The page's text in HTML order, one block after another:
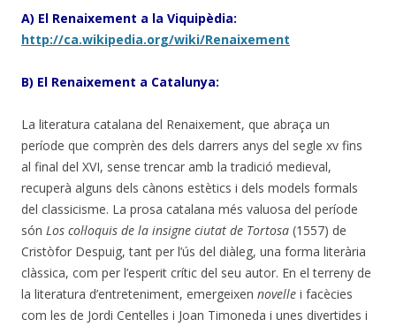
A) El Renaixement a la Viquipèdia:
http://ca.wikipedia.org/wiki/Renaixement
B) El Renaixement a Catalunya:
La literatura catalana del Renaixement, que abraça un
període que comprèn des dels darrers anys del segle xv fins
al final del XVI, sense trencar amb la tradició medieval,
recuperà alguns dels cànons estètics i dels models formals
del classicisme. La prosa catalana més valuosa del període
són Los col·loquis de la insigne ciutat de Tortosa (1557) de
Cristòfor Despuig, tant per l’ús del diàleg, una forma literària
clàssica, com per l’esperit crític del seu autor. En el terreny de
la literatura d’entreteniment, emergeixen novelle i facècies
com les de Jordi Centelles i Joan Timoneda i unes divertides i